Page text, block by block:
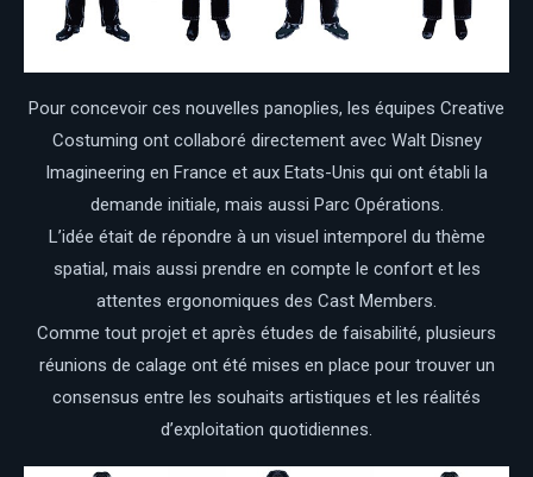
Pour concevoir ces nouvelles panoplies, les équipes Creative
Costuming ont collaboré directement avec Walt Disney
Imagineering en France et aux Etats-Unis qui ont établi la
demande initiale, mais aussi Parc Opérations.
L’idée était de répondre à un visuel intemporel du thème
spatial, mais aussi prendre en compte le confort et les
attentes ergonomiques des Cast Members.
Comme tout projet et après études de faisabilité, plusieurs
réunions de calage ont été mises en place pour trouver un
consensus entre les souhaits artistiques et les réalités
d’exploitation quotidiennes.